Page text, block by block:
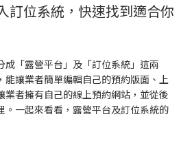
訂位系統，快速找到適合你
成「露營平台」及「訂位系統」這兩
能讓業者簡單編輯自己的預約版面、上
業者擁有自己的線上預約網站，並從後
。一起來看看，露營平台及訂位系統的